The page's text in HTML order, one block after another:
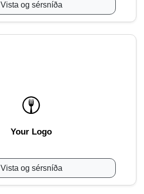
Vista og sérsníða
Your Logo
Vista og sérsníða